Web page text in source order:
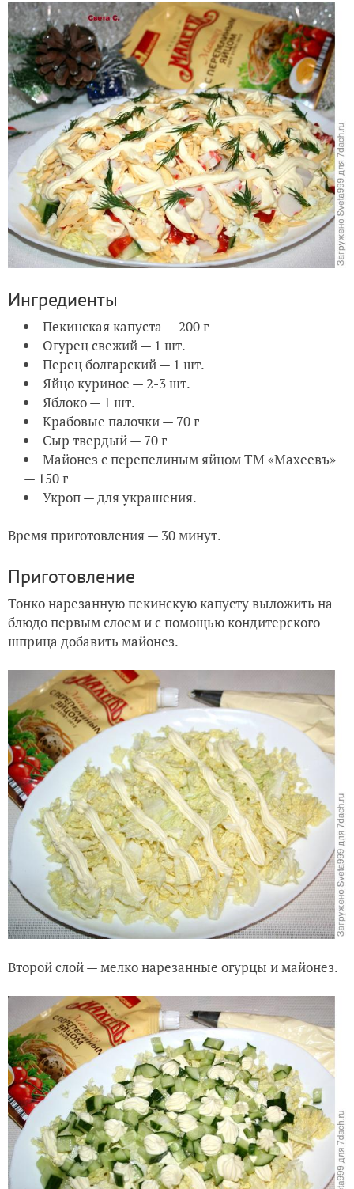
Ингредиенты
Пекинская капуста — 200 г
Огурец свежий — 1 шт.
Перец болгарский — 1 шт.
Яйцо куриное — 2-3 шт.
Яблоко — 1 шт.
Крабовые палочки — 70 г
Сыр твердый — 70 г
Майонез с перепелиным яйцом ТМ «Махеевъ»
— 150 г
Укроп — для украшения.
Время приготовления — 30 минут.
Приготовление
Тонко нарезанную пекинскую капусту выложить на
блюдо первым слоем и с помощью кондитерского
шприца добавить майонез.
Второй слой — мелко нарезанные огурцы и майонез.